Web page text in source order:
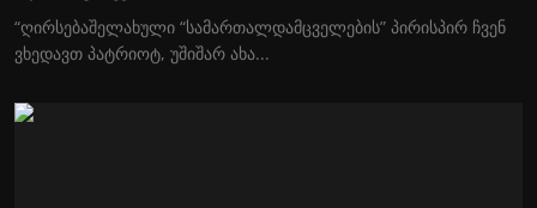
“ღირსებაშელახული “სამართალდამცველების” პირისპირ ჩვენ
ვხედავთ პატრიოტ, უშიშარ ახა...